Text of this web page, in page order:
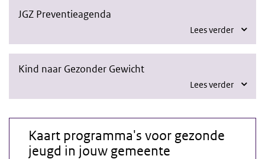
JGZ Preventieagenda
Lees verder
Kind naar Gezonder Gewicht
Lees verder
Kaart programma's voor gezonde
jeugd in jouw gemeente